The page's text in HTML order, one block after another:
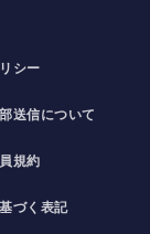
シー
送信について
規約
づく表記